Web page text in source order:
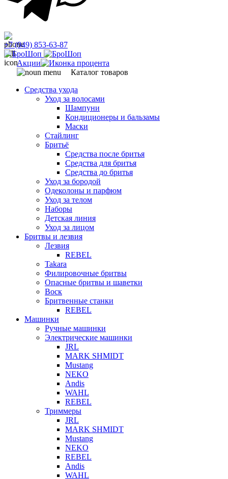
+7 (949) 853-63-87
Акции
Каталог товаров
Средства ухода
Уход за волосами
Шампуни
Кондиционеры и бальзамы
Маски
Стайлинг
Бритьё
Средства после бритья
Средства для бритья
Средства до бритья
Уход за бородой
Одеколоны и парфюм
Уход за телом
Наборы
Детская линия
Уход за лицом
Бритвы и лезвия
Лезвия
REBEL
Takara
Филировочные бритвы
Опасные бритвы и шаветки
Воск
Бритвенные станки
REBEL
Машинки
Ручные машинки
Электрические машинки
JRL
MARK SHMIDT
Mustang
NEKO
Andis
WAHL
REBEL
Триммеры
JRL
MARK SHMIDT
Mustang
NEKO
REBEL
Andis
WAHL